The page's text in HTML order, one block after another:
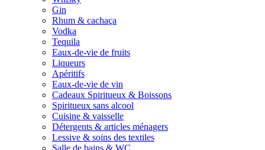
Gin
Rhum & cachaça
Vodka
Tequila
Eaux-de-vie de fruits
Liqueurs
Apéritifs
Eaux-de-vie de vin
Cadeaux Spiritueux & Boissons
Spiritueux sans alcool
Cuisine & vaisselle
Détergents & articles ménagers
Lessive & soins des textiles
Salle de bains & WC